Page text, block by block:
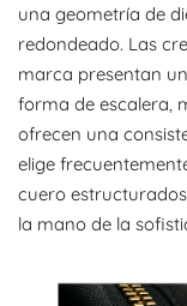
una geometría de
redondeado. Las
marca presentan
forma de escalera,
ofrecen una
elige
cuero
la mano de la